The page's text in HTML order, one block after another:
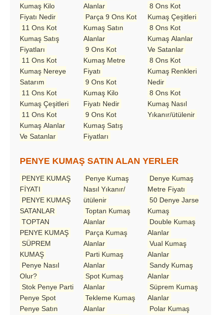
Kumaş Kilo
Fiyatı Nedir
11 Ons Kot
Kumaş Satış
Fiyatları
11 Ons Kot
Kumaş Nereye
Satarım
11 Ons Kot
Kumaş Çeşitleri
11 Ons Kot
Kumaş Alanlar
Ve Satanlar
Alanlar
Parça 9 Ons Kot
Kumaş Satın
Alanlar
9 Ons Kot
Kumaş Metre
Fiyatı
9 Ons Kot
Kumaş Kilo
Fiyatı Nedir
9 Ons Kot
Kumaş Satış
Fiyatları
8 Ons Kot
Kumaş Çeşitleri
8 Ons Kot
Kumaş Alanlar
Ve Satanlar
8 Ons Kot
Kumaş Renkleri
Nedir
8 Ons Kot
Kumaş Nasıl
Yıkanır/ütülenir
PENYE KUMAŞ SATIN ALAN YERLER
PENYE KUMAŞ
FİYATI
PENYE KUMAŞ
SATANLAR
TOPTAN
PENYE KUMAŞ
SÜPREM
KUMAŞ
Penye Nasıl
Olur?
Stok Penye Parti
Penye Spot
Penye Satın
Penye Kumaş
Nasıl Yıkanır/
ütülenir
Toptan Kumaş
Alanlar
Parça Kumaş
Alanlar
Parti Kumaş
Alanlar
Spot Kumaş
Alanlar
Tekleme Kumaş
Alanlar
Denye Kumaş
Metre Fiyatı
50 Denye Jarse
Kumaş
Double Kumaş
Alanlar
Vual Kumaş
Alanlar
Sandy Kumaş
Alanlar
Süprem Kumaş
Alanlar
Polar Kumaş